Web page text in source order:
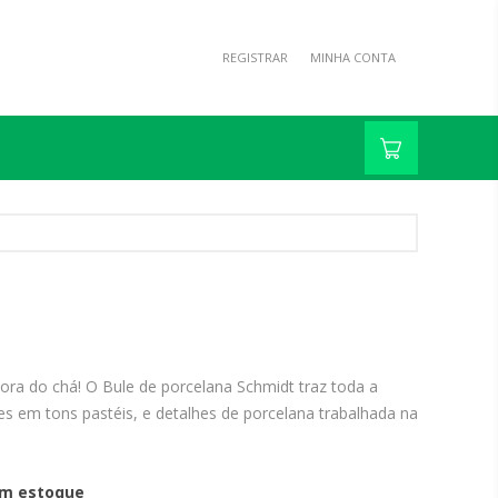
REGISTRAR MINHA CONTA
do chá! O Bule de porcelana Schmidt traz toda a
em tons pastéis, e detalhes de porcelana trabalhada na
estoque